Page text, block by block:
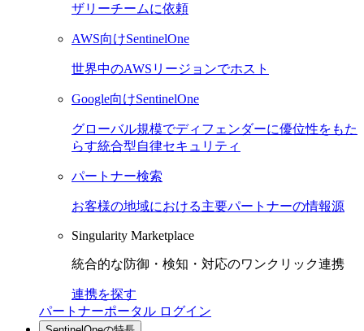
ザリーチームに依頼
AWS向けSentinelOne
世界中のAWSリージョンでホスト
Google向けSentinelOne
グローバル規模でディフェンダーに優位性をもた
らす統合型自律セキュリティ
パートナー検索
お客様の地域における主要パートナーの情報源
Singularity Marketplace
統合的な防御・検知・対応のワンクリック連携
連携を探す
パートナーポータル ログイン